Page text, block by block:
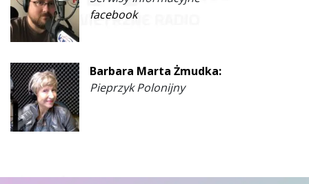
facebook
Barbara Marta Żmudka:
Pieprzyk Polonijny